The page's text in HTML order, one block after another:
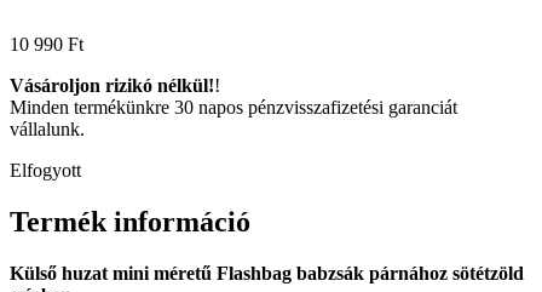
10 990 Ft
Vásároljon rizikó nélkül!!
Minden termékünkre 30 napos pénzvisszafizetési garanciát
vállalunk.
Elfogyott
Termék információ
Külső huzat mini méretű Flashbag babzsák párnához sötétzöld